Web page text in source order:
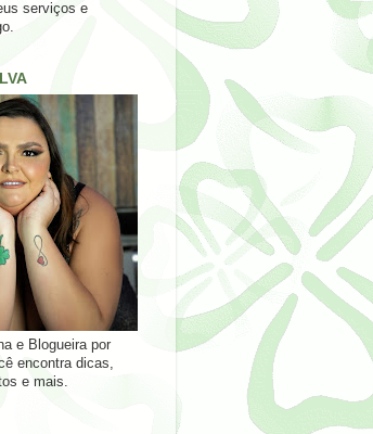
serviços e
e Blogueira por
encontra dicas,
e mais.